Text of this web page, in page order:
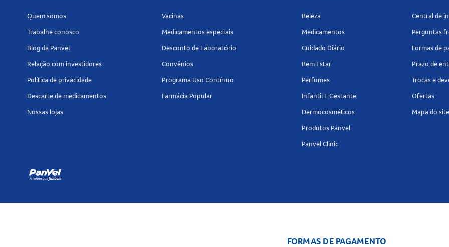
Não lave ou seque em máquina
Não limpe a seco
Tamanho do produto
na Panvel Farmácias e encontre tudo o que precisa para mais
Quem somos
Trabalhe conosco
Blog da Panvel
Relação com investidores
Política de privacidade
Descarte de medicamentos
Nossas lojas
Vacinas
Medicamentos especiais
Desconto de Laboratório
Convênios
Programa Uso Contínuo
Farmácia Popular
Beleza
Medicamentos
Cuidado Diário
Bem Estar
Perfumes
Infantil E Gestante
Dermocosméticos
Produtos Panvel
Panvel Clinic
Central de
Perguntas
Formas de
Prazo de
Trocas e
Ofertas
Mapa do site
FORMAS DE PAGAMENTO